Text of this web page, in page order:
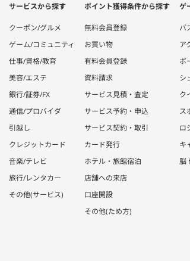
サービスから探す
クーポン/グルメ
ゲーム/コミュニティ
仕事/資格/教育
美容/エステ
銀行/証券/FX
通信/プロバイダ
引越し
クレジットカード
音楽/テレビ
旅行/レンタカー
その他(サービス)
ポイント獲得条件から探す
無料会員登録
お買い物
有料会員登録
資料請求
サービス見積・査定
サービス予約・申込
サービス契約・取引
カード発行
ホテル・旅館宿泊
店舗への来店
口座開設
その他(ため方)
ゲ
パ
ア
ボ
シ
ク
ス
ロ
キ
脳